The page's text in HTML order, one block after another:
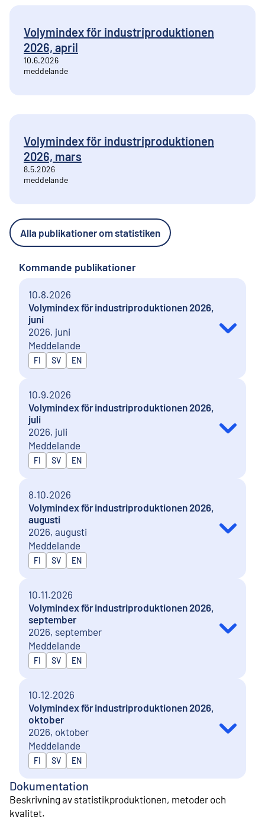
Volymindex för industriproduktionen
2026, april
10.6.2026
meddelande
Volymindex för industriproduktionen
2026, mars
8.5.2026
meddelande
Alla publikationer om statistiken
Kommande publikationer
10.8.2026
Volymindex för industriproduktionen 2026,
juni
2026, juni
Meddelande
Publiceras på
FI SV EN
10.9.2026
Volymindex för industriproduktionen 2026,
juli
2026, juli
Meddelande
Publiceras på
FI SV EN
8.10.2026
Volymindex för industriproduktionen 2026,
augusti
2026, augusti
Meddelande
Publiceras på
FI SV EN
10.11.2026
Volymindex för industriproduktionen 2026,
september
2026, september
Meddelande
Publiceras på
FI SV EN
10.12.2026
Volymindex för industriproduktionen 2026,
oktober
2026, oktober
Meddelande
Publiceras på
FI SV EN
Dokumentation
Beskrivning av statistikproduktionen, metoder och
kvalitet.